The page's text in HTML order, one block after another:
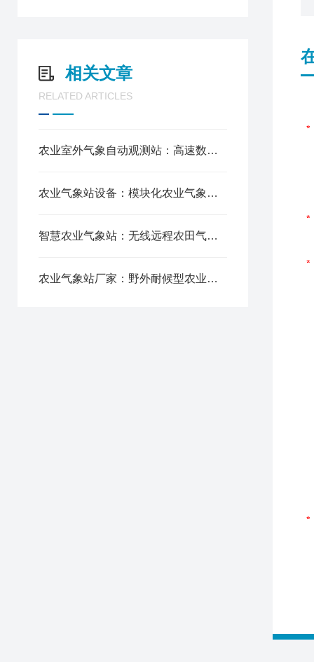
相关文章
RELATED ARTICLES
农业室外气象自动观测站：高速数据采集，快速反馈气象动态变化
农业气象站设备：模块化农业气象站适配多场景布设
智慧农业气象站：无线远程农田气象数据自动传输
农业气象站厂家：野外耐候型农业气象站免维护运行